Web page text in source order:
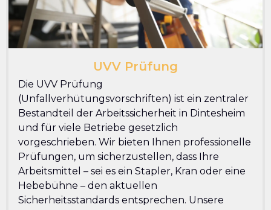
UVV Prüfung
Die UVV Prüfung
(Unfallverhütungsvorschriften) ist ein zentraler
Bestandteil der Arbeitssicherheit in Dintesheim
und für viele Betriebe gesetzlich
vorgeschrieben. Wir bieten Ihnen professionelle
Prüfungen, um sicherzustellen, dass Ihre
Arbeitsmittel – sei es ein Stapler, Kran oder eine
Hebebühne – den aktuellen
Sicherheitsstandards entsprechen. Unsere